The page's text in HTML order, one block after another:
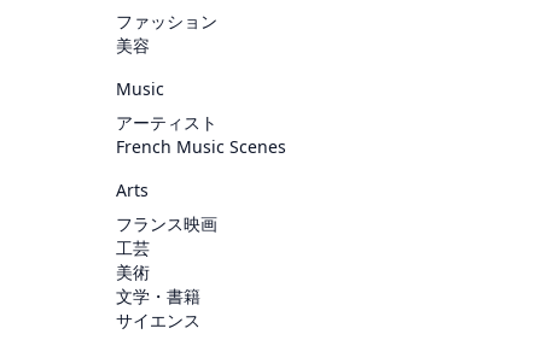
ファッション
美容
Music
アーティスト
French Music Scenes
Arts
フランス映画
工芸
美術
文学・書籍
サイエンス